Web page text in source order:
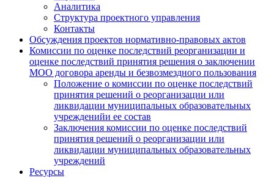
Аналитика
Структура проектного управления
Контакты
Обсуждения проектов нормативно-правовых актов
Комиссии по оценке последствий реорганизации и
оценке последствий принятия решения о заключении
МОО договора аренды и безвозмездного пользования
Положение о комиссии по оценке последствий
принятия решений о реорганизации или
ликвидации муниципальных образовательных
учрежденийи ее состав
Заключения комиссии по оценке последствий
принятия решений о реорганизации или
ликвидации муниципальных образовательных
учреждений
Ресурсы